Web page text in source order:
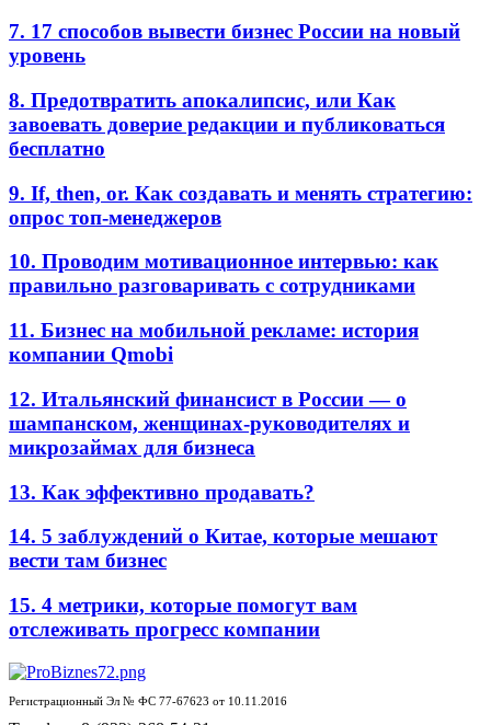
7. 17 способов вывести бизнес России на новый
уровень
8. Предотвратить апокалипсис, или Как
завоевать доверие редакции и публиковаться
бесплатно
9. If, then, or. Как создавать и менять стратегию:
опрос топ-менеджеров
10. Проводим мотивационное интервью: как
правильно разговаривать с сотрудниками
11. Бизнес на мобильной рекламе: история
компании Qmobi
12. Итальянский финансист в России — о
шампанском, женщинах-руководителях и
микрозаймах для бизнеса
13. Как эффективно продавать?
14. 5 заблуждений о Китае, которые мешают
вести там бизнес
15. 4 метрики, которые помогут вам
отслеживать прогресс компании
Регистрационный Эл № ФС 77-67623 от 10.11.2016